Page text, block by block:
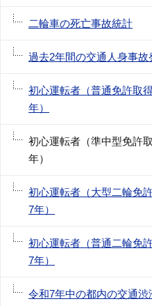
二輪車の死亡事故統計
過去2年間の交通人身事故
初心運転者（普通免許取
年）
初心運転者（準中型免許
年）
初心運転者（大型二輪免
7年）
初心運転者（普通二輪免
7年）
令和7年中の都内の交通